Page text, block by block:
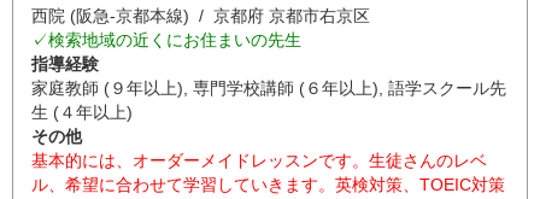
西院 (阪急-京都本線) / 京都府 京都市右京区
✓検索地域の近くにお住まいの先生
指導経験
家庭教師 (９年以上), 専門学校講師 (６年以上), 語学スクール先
生 (４年以上)
その他
基本的には、オーダーメイドレッスンです。生徒さんのレベ
ル、希望に合わせて学習していきます。英検対策、TOEIC対策